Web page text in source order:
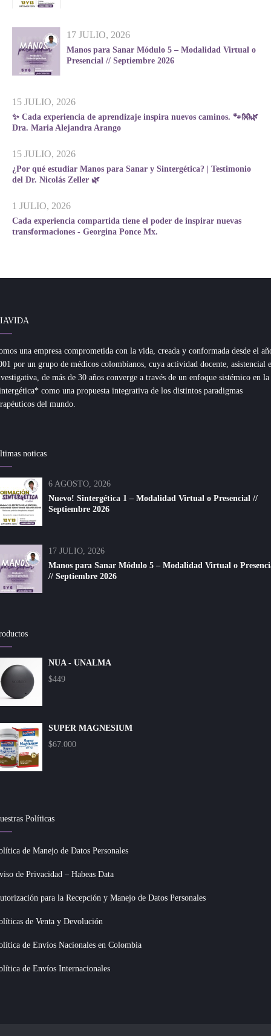
17 JULIO, 2026
Manos para Sanar Módulo 5 – Modalidad Virtual o
Presencial // Septiembre 2026
15 JULIO, 2026
✨ Cada experiencia de aprendizaje inspira nuevos caminos. 🐾👐🌿
Dra. Maria Alejandra Arango
15 JULIO, 2026
¿Por qué estudiar Manos para Sanar y Sintergética? | Testimonio
del Dr. Nicolás Zeller 🌿
1 JULIO, 2026
Cada experiencia compartida tiene el poder de inspirar nuevas
transformaciones - Georgina Ponce Mx.
una empresa comprometida con la vida, creada y conformada desde el
por un grupo de médicos colombianos, cuya actividad docente, asistencial e
de más de 30 años converge a través de un enfoque sistémico en la
como una propuesta integrativa de los distintos paradigmas
del mundo.
noticas
6 AGOSTO, 2026
Nuevo! Sintergética 1 – Modalidad Virtual o Presencial //
Septiembre 2026
17 JULIO, 2026
Manos para Sanar Módulo 5 – Modalidad Virtual o
// Septiembre 2026
NUA - UNALMA
$449
SUPER MAGNESIUM
$67.000
Políticas
de Manejo de Datos Personales
de Privacidad – Habeas Data
para la Recepción y Manejo de Datos Personales
de Venta y Devolución
de Envíos Nacionales en Colombia
de Envíos Internacionales